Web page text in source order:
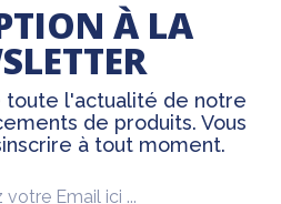
À LA
toute l'actualité de notre
de produits. Vous
à tout moment.